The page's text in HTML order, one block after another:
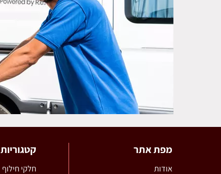
מפת אתר
אודות
קטגוריות
חלקי חילוף